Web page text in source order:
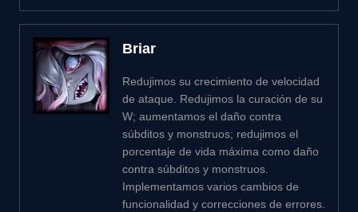
Briar
Redujimos su crecimiento de velocidad
de ataque. Redujimos la curación de su
W; aumentamos el daño contra
súbditos y monstruos; redujimos el
porcentaje de vida máxima como daño
contra súbditos y monstruos.
Implementamos varios cambios de
funcionalidad y correcciones de errores.